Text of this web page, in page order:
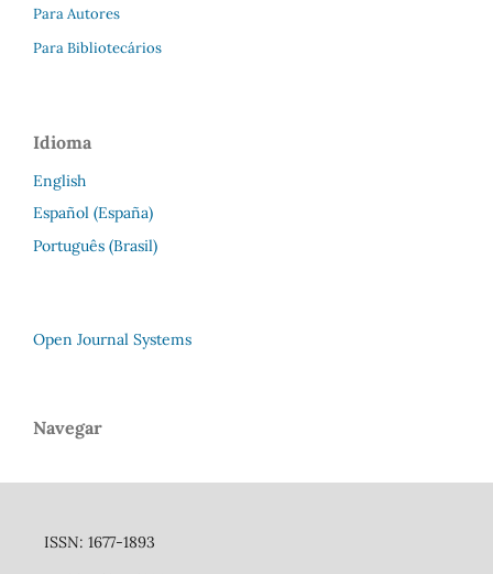
Para Autores
Para Bibliotecários
Idioma
English
Español (España)
Português (Brasil)
Open Journal Systems
Navegar
ISSN: 1677-1893